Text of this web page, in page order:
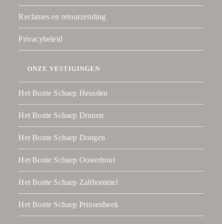
Reclames en retourzending
Privacybeleid
ONZE VESTIGINGEN
Het Bonte Schaep Heusden
Het Bonte Schaep Drunen
Het Bonte Schaep Dongen
Het Bonte Schaep Oosterhout
Het Bonte Schaep Zaltbommel
Het Bonte Schaep Prinsenbeek